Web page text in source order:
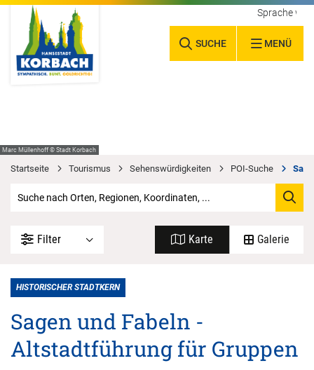
SUCHE MENÜ
Sprache
Marc Müllenhoff © Stadt Korbach
Startseite Tourismus Sehenswürdigkeiten POI-Suche
Filter Karte Galerie
HISTORISCHER STADTKERN
Sagen und Fabeln -
Altstadtführung für Gruppen